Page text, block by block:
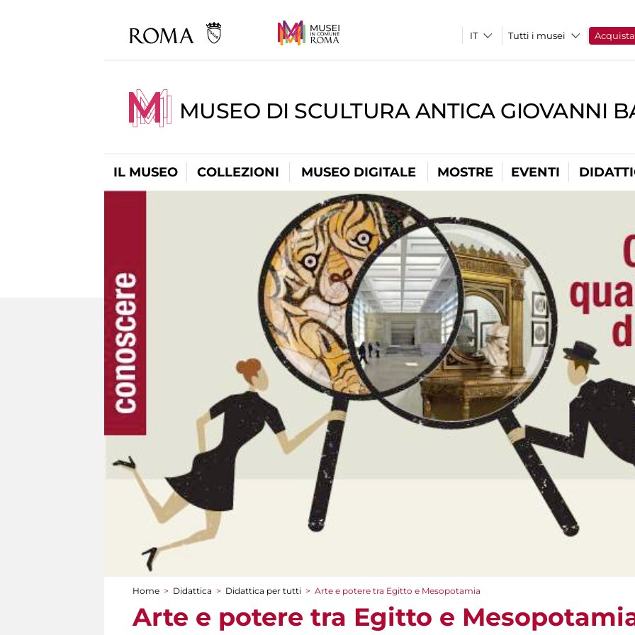
Tutti i musei Acquista
MUSEO DI SCULTURA ANTICA GIOVANNI
IL MUSEO COLLEZIONI MUSEO DIGITALE MOSTRE EVENTI
Tu sei qui
Home > Didattica > Didattica per tutti > Arte e potere tra Egitto e Mesopotamia
Arte e potere tra Egitto e